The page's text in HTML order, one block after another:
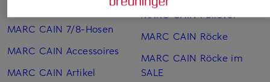
MARC CAIN 7/8-Hosen
MARC CAIN Accessoires
MARC CAIN Artikel
MARC CAIN Pullover
MARC CAIN Röcke
MARC CAIN Röcke im
SALE